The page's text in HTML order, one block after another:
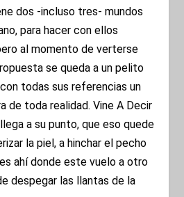
dos -incluso tres- mundos
para hacer con ellos
al momento de verterse
se queda a un pelito
todas sus referencias un
de toda realidad. Vine A Decir
a su punto, que eso quede
la piel, a hinchar el pecho
ahí donde este vuelo a otro
despegar las llantas de la